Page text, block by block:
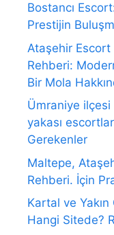
Bostancı
Prestijin
Ataşehir Escort
Rehberi:
Bir Mola
Ümraniye
yakası
Gerekenler
Maltepe,
Rehberi. İçin
Kartal ve
Hangi Sitede?